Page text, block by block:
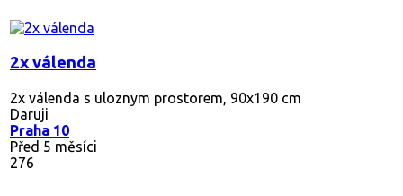
2x válenda
2x válenda s uloznym prostorem, 90x190 cm
Daruji
Praha 10
Před 5 měsíci
276